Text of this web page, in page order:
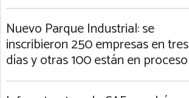
Nuevo Parque Industrial: se
inscribieron 250 empresas en tres
días y otras 100 están en proceso